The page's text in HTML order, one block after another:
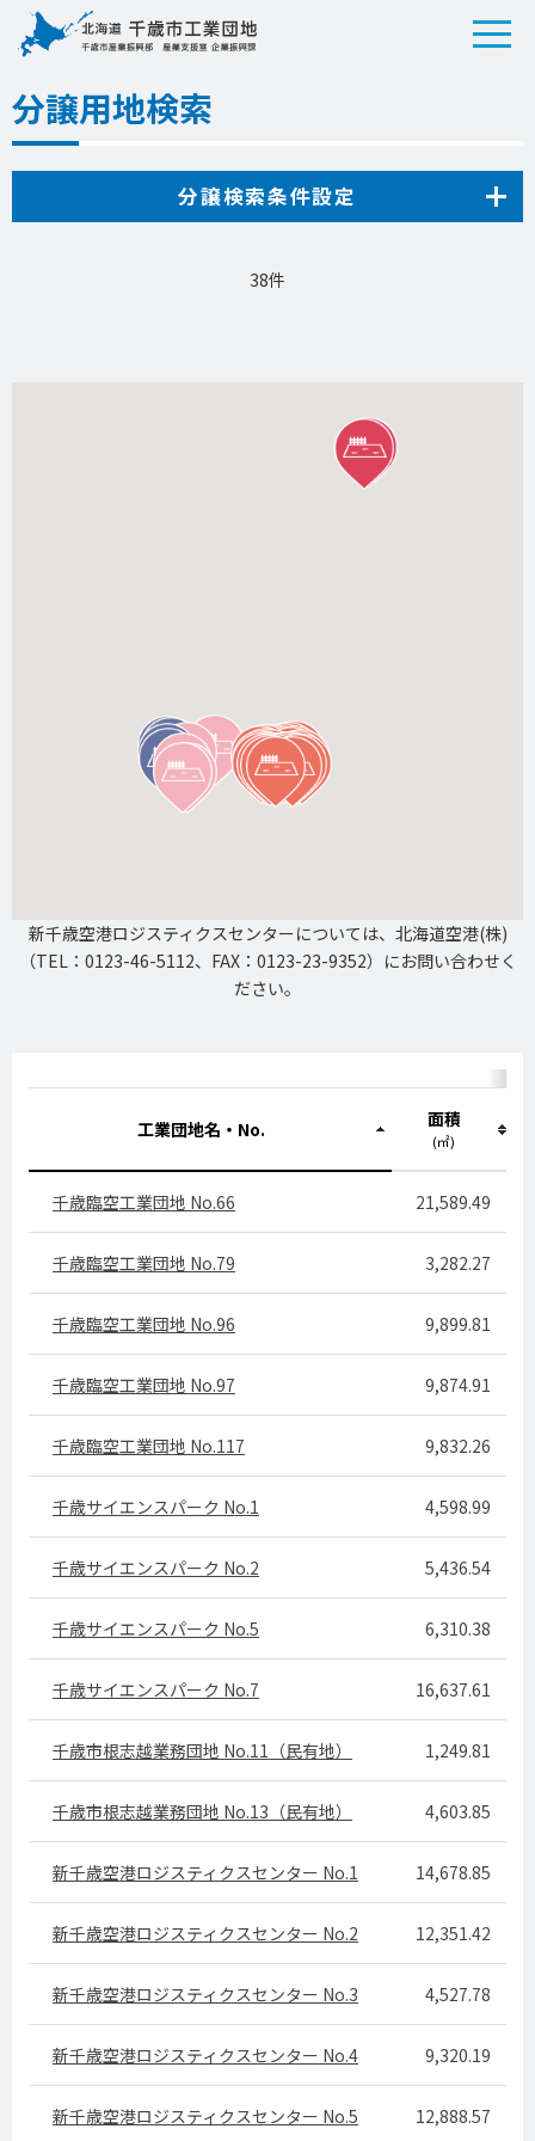
分譲用地検索
分譲検索条件設定
38件
新千歳空港ロジスティクスセンターについては、北海道空港(株)
（TEL：0123-46-5112、FAX：0123-23-9352）にお問い合わせく
ださい。
工業団地名・No. 面積
(㎡)
千歳臨空工業団地 No.66 21,589.49
千歳臨空工業団地 No.79 3,282.27
千歳臨空工業団地 No.96 9,899.81
千歳臨空工業団地 No.97 9,874.91
千歳臨空工業団地 No.117 9,832.26
千歳サイエンスパーク No.1 4,598.99
千歳サイエンスパーク No.2 5,436.54
千歳サイエンスパーク No.5 6,310.38
千歳サイエンスパーク No.7 16,637.61
千歳市根志越業務団地 No.11（民有地） 1,249.81
千歳市根志越業務団地 No.13（民有地） 4,603.85
新千歳空港ロジスティクスセンター No.1 14,678.85
新千歳空港ロジスティクスセンター No.2 12,351.42
新千歳空港ロジスティクスセンター No.3 4,527.78
新千歳空港ロジスティクスセンター No.4 9,320.19
新千歳空港ロジスティクスセンター No.5 12,888.57